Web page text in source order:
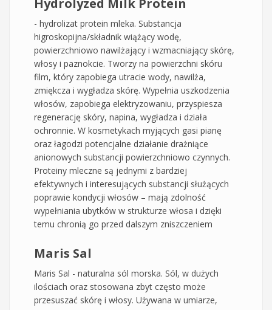
Hydrolyzed Milk Protein
- hydrolizat protein mleka. Substancja
higroskopijna/składnik wiążący wodę,
powierzchniowo nawilżający i wzmacniający skórę,
włosy i paznokcie. Tworzy na powierzchni skóru
film, który zapobiega utracie wody, nawilża,
zmiękcza i wygładza skórę. Wypełnia uszkodzenia
włosów, zapobiega elektryzowaniu, przyspiesza
regenerację skóry, napina, wygładza i działa
ochronnie. W kosmetykach myjących gasi pianę
oraz łagodzi potencjalne działanie drażniące
anionowych substancji powierzchniowo czynnych.
Proteiny mleczne są jednymi z bardziej
efektywnych i interesujących substancji służących
poprawie kondycji włosów – mają zdolność
wypełniania ubytków w strukturze włosa i dzięki
temu chronią go przed dalszym zniszczeniem
Maris Sal
Maris Sal - naturalna sól morska. Sól, w dużych
ilościach oraz stosowana zbyt często może
przesuszać skórę i włosy. Używana w umiarze,